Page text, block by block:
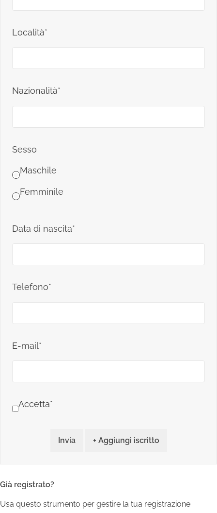
Località*
Nazionalità*
Sesso
Maschile
Femminile
Data di nascita*
Telefono*
E-mail*
Accetta*
Invia + Aggiungi iscritto
Già registrato?
Usa questo strumento per gestire la tua registrazione